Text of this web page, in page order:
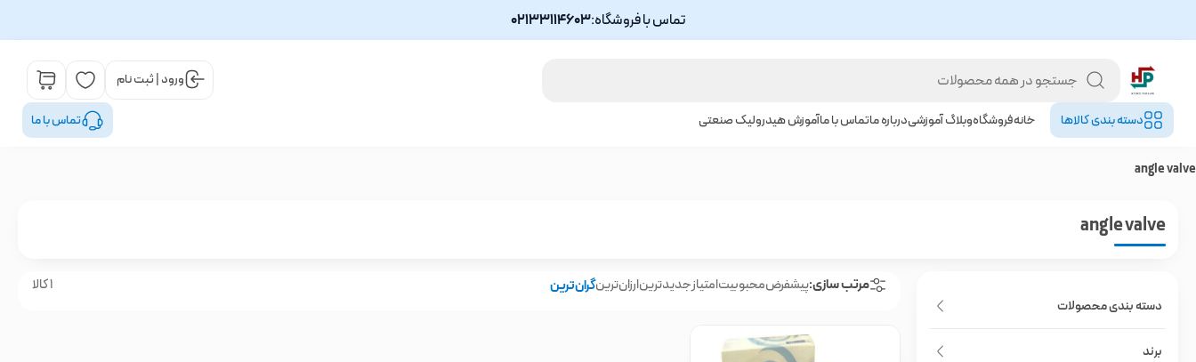
تماس با فروشگاه:02133114603
ورود | ثبت نام
دسته بندی کالا‌ها خانهفروشگاهوبلاگ آموزشیدرباره ماتماس با ماآموزش هیدرولیک صنعتی تماس با ما
angle valve
angle valve
دسته بندی محصولات
برند
مرتب سازی:پیشفرضمحبوبیتامتیازجدیدترینارزان‌ترینگران‌ترین 1 کالا